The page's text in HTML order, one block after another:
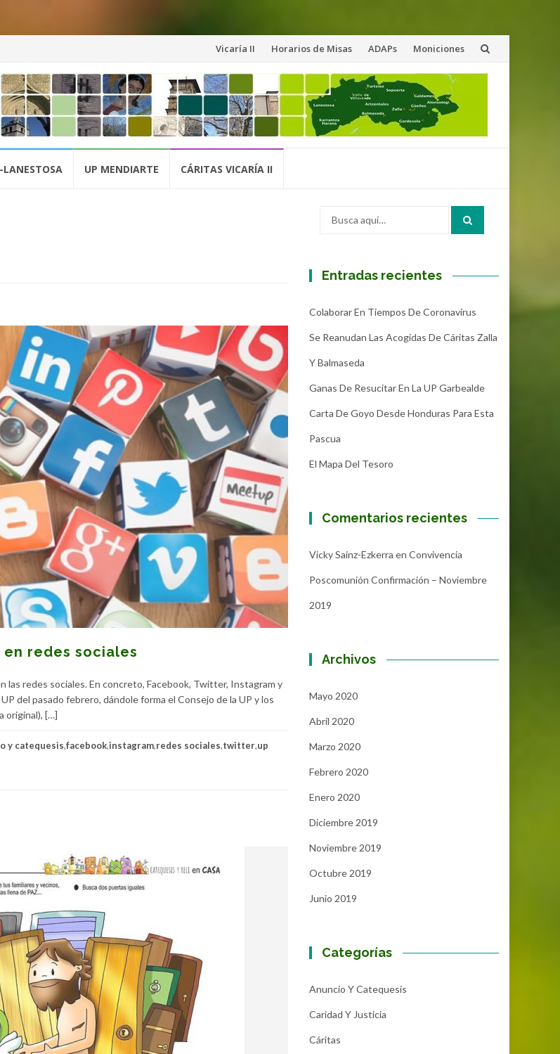
Saltar
al
contenido
Vicaría II Horarios de Misas ADAPs Moniciones
UP MENDIARTE CÁRITAS VICARÍA II
redes sociales
las redes sociales. En concreto, Facebook, Twitter, Instagram y
del pasado febrero, dándole forma el Consejo de la UP y los
original), […]
y catequesis,facebook,instagram,redes sociales,twitter,up
Entradas recientes
Colaborar En Tiempos De Coronavirus
Se Reanudan Las Acogidas De Cáritas Zalla
Y Balmaseda
Ganas De Resucitar En La UP Garbealde
Carta De Goyo Desde Honduras Para Esta
Pascua
El Mapa Del Tesoro
Comentarios recientes
Vicky Sainz-Ezkerra en Convivencia
Poscomunión Confirmación – Noviembre
2019
Archivos
Mayo 2020
Abril 2020
Marzo 2020
Febrero 2020
Enero 2020
Diciembre 2019
Noviembre 2019
Octubre 2019
Junio 2019
Categorías
Anuncio Y Catequesis
Caridad Y Justicia
Cáritas